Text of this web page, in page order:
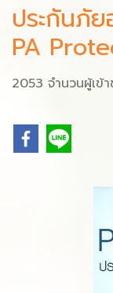
ประกันภั
PA
2053 จำนวนผู้เข้า